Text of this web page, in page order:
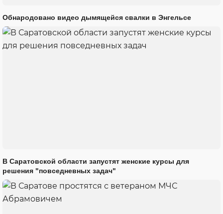
Обнародовано видео дымящейся свалки в Энгельсе
В Саратовской области запустят женские курсы для
решения "повседневных задач"